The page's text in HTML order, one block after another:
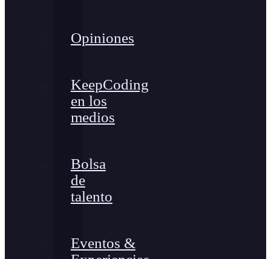
Opiniones
KeepCoding
en los
medios
Bolsa
de
talento
Eventos &